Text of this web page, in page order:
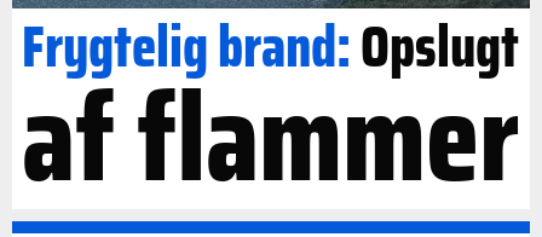
Frygtelig brand:Opslugt
af flammer